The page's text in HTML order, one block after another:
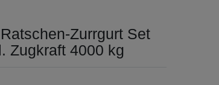
Zurrgurt Set
Zugkraft 4000 kg